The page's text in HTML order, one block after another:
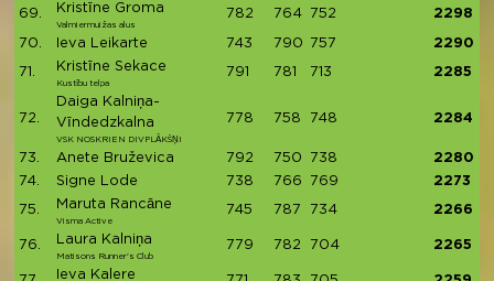
69. Kristīne Groma
Valmiermuižas alus
782 764 752 2298
70. Ieva Leikarte 743 790 757 2290
71. Kristīne Sekace
Kustību telpa
791 781 713 2285
72.
Daiga Kalniņa-
Vīndedzkalna
VSK NOSKRIEN DIVPLĀKŠŅI
778 758 748 2284
73. Anete Bruževica 792 750 738
2280
74.
Signe Lode 738 766 769 2273
75. Maruta Rancāne
Visma Active
745 787 734 2266
76. Laura Kalniņa
Matisons Runner's Club
779 782 704 2265
Ieva Kalere